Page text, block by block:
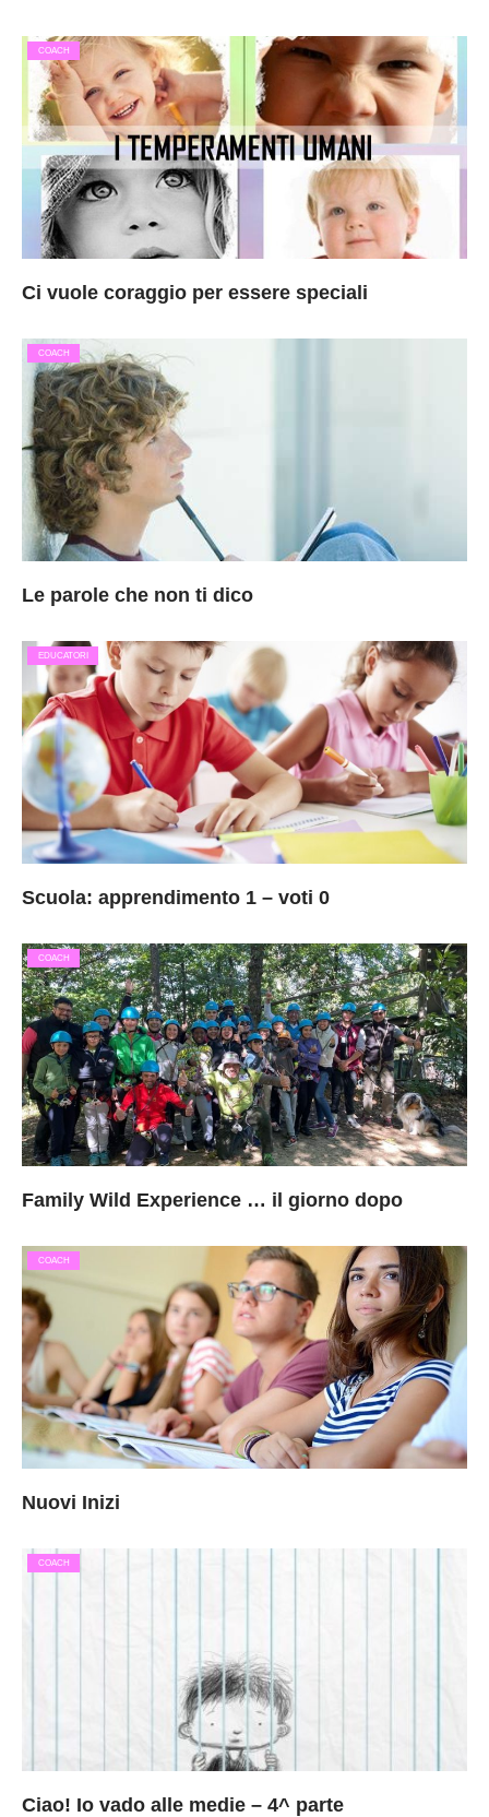
COACH
Ci vuole coraggio per essere speciali
COACH
Le parole che non ti dico
EDUCATORI
Scuola: apprendimento 1 – voti 0
COACH
Family Wild Experience … il giorno dopo
COACH
Nuovi Inizi
COACH
Ciao! Io vado alle medie – 4^ parte